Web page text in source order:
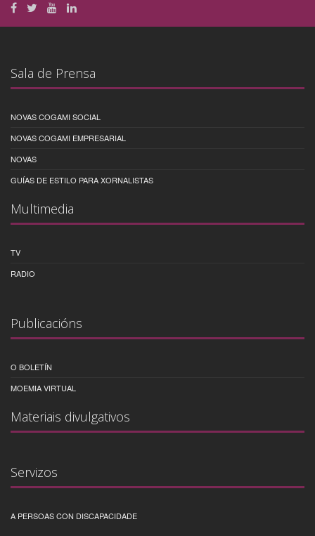
Sala de Prensa
NOVAS COGAMI SOCIAL
NOVAS COGAMI EMPRESARIAL
NOVAS
GUÍAS DE ESTILO PARA XORNALISTAS
Multimedia
TV
RADIO
Publicacións
O BOLETÍN
MOEMIA VIRTUAL
Materiais divulgativos
Servizos
A PERSOAS CON DISCAPACIDADE